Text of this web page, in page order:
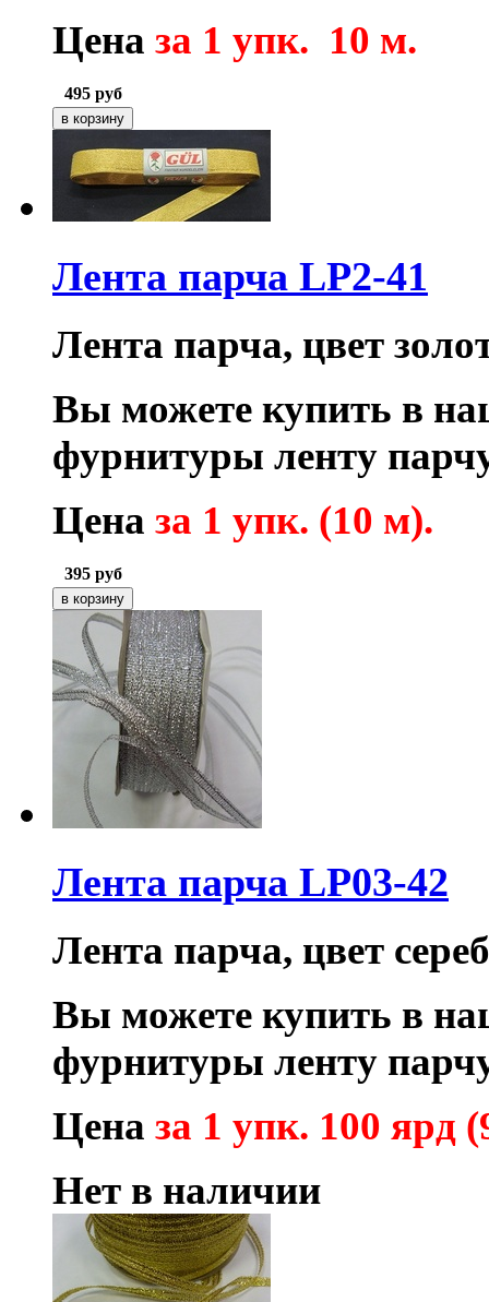
Цена за 1 упк. 10 м.
495 руб
Лента парча LP2-41
Лента парча, цвет
Вы можете купить в
фурнитуры ленту
Цена за 1 упк. (10 м).
395 руб
Лента парча LP03-42
Лента парча, цвет
Вы можете купить в
фурнитуры ленту
Цена за 1 упк. 100 ярд
Нет в наличии